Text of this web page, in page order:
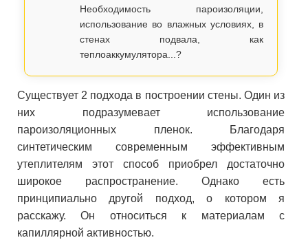
Необходимость пароизоляции,
использование во влажных условиях, в
стенах подвала, как
теплоаккумулятора...?
Существует 2 подхода в построении стены. Один из
них подразумевает использование
пароизоляционных пленок. Благодаря
синтетическим современным эффективным
утеплителям этот способ приобрел достаточно
широкое распространение. Однако есть
принципиально другой подход, о котором я
расскажу. Он относиться к материалам с
капиллярной активностью.